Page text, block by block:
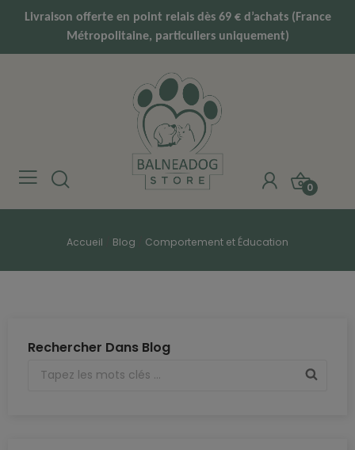
Livraison offerte en point relais dès 69 € d’achats (France
Métropolitaine, particuliers uniquement)
0
Accueil Blog Comportement et Éducation
Rechercher Dans Blog